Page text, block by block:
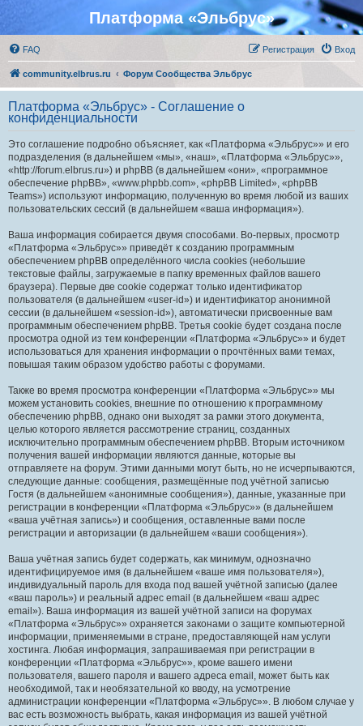
Платформа «Эльбрус»
FAQ Вход
Регистрация
community.elbrus.ru Форум Сообщества Эльбрус
Платформа «Эльбрус» - Соглашение о
конфиденциальности
Это соглашение подробно объясняет, как «Платформа «Эльбрус»» и его
подразделения (в дальнейшем «мы», «наш», «Платформа «Эльбрус»»,
«http://forum.elbrus.ru») и phpBB (в дальнейшем «они», «программное
обеспечение phpBB», «www.phpbb.com», «phpBB Limited», «phpBB
Teams») используют информацию, полученную во время любой из ваших
пользовательских сессий (в дальнейшем «ваша информация»).
Ваша информация собирается двумя способами. Во-первых, просмотр
«Платформа «Эльбрус»» приведёт к созданию программным
обеспечением phpBB определённого числа cookies (небольшие
текстовые файлы, загружаемые в папку временных файлов вашего
браузера). Первые две cookie содержат только идентификатор
пользователя (в дальнейшем «user-id») и идентификатор анонимной
сессии (в дальнейшем «session-id»), автоматически присвоенные вам
программным обеспечением phpBB. Третья cookie будет создана после
просмотра одной из тем конференции «Платформа «Эльбрус»» и будет
использоваться для хранения информации о прочтённых вами темах,
повышая таким образом удобство работы с форумами.
Также во время просмотра конференции «Платформа «Эльбрус»» мы
можем установить cookies, внешние по отношению к программному
обеспечению phpBB, однако они выходят за рамки этого документа,
целью которого является рассмотрение страниц, созданных
исключительно программным обеспечением phpBB. Вторым источником
получения вашей информации являются данные, которые вы
отправляете на форум. Этими данными могут быть, но не исчерпываются,
следующие данные: сообщения, размещённые под учётной записью
Гостя (в дальнейшем «анонимные сообщения»), данные, указанные при
регистрации в конференции «Платформа «Эльбрус»» (в дальнейшем
«ваша учётная запись») и сообщения, оставленные вами после
регистрации и авторизации (в дальнейшем «ваши сообщения»).
Ваша учётная запись будет содержать, как минимум, однозначно
идентифицируемое имя (в дальнейшем «ваше имя пользователя»),
индивидуальный пароль для входа под вашей учётной записью (далее
«ваш пароль») и реальный адрес email (в дальнейшем «ваш адрес
email»). Ваша информация из вашей учётной записи на форумах
«Платформа «Эльбрус»» охраняется законами о защите компьютерной
информации, применяемыми в стране, предоставляющей нам услуги
хостинга. Любая информация, запрашиваемая при регистрации в
конференции «Платформа «Эльбрус»», кроме вашего имени
пользователя, вашего пароля и вашего адреса email, может быть как
необходимой, так и необязательной ко вводу, на усмотрение
администрации конференции «Платформа «Эльбрус»». В любом случае у
вас есть возможность выбрать, какая информация из вашей учётной